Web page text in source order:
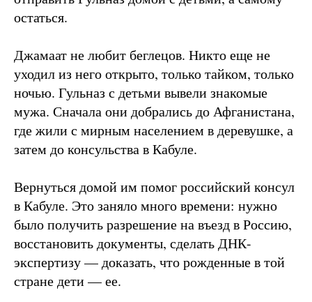
остаться.
Джамаат не любит беглецов. Никто еще не
уходил из него открыто, только тайком, только
ночью. Гульназ с детьми вывели знакомые
мужа. Сначала они добрались до Афганистана,
где жили с мирным населением в деревушке, а
затем до консульства в Кабуле.
Вернуться домой им помог российский консул
в Кабуле. Это заняло много времени: нужно
было получить разрешение на въезд в Россию,
восстановить документы, сделать ДНК-
экспертизу — доказать, что рожденные в той
стране дети — ее.